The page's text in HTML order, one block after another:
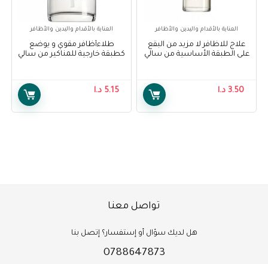
العناية بالأقدام واليدين والأظافر
علاج للاظافر لا مزيد من البقع
على الطبقة الأساسية من سالي
3.50 د.ا
العناية بالأقدام واليدين والأظافر
طلاءأظافر مقوي و يوضع
كطبقة خارجية للمناكير من سالي
5.15 د.ا
تواصل معنا
هل لديك سؤال أو إستفسار؟ إتصل بنا
0788647873